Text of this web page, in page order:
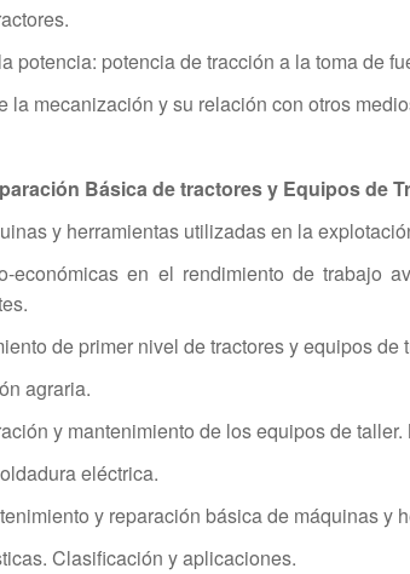
potencia: potencia de tracción a la toma de
la mecanización y su relación con otros
Básica de tractores y Equipos de
y herramientas utilizadas en la
económicas en el rendimiento de trabajo
de primer nivel de tractores y equipos
agraria.
y mantenimiento de los equipos de
eléctrica.
y reparación básica de máquinas y
Clasificación y aplicaciones.